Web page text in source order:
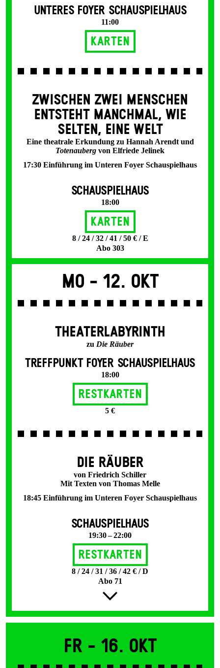
UNTERES FOYER SCHAUSPIELHAUS
11:00
Karten
ZWISCHEN ZWEI MENSCHEN
ENT­STEHT MANCH­MAL, WIE
SELTEN, EINE WELT
Eine theatrale Erkundung zu Hannah Arendt und
Totenauberg von Elfriede Jelinek
17:30 Einführung im Unteren Foyer Schauspielhaus
SCHAUSPIELHAUS
18:00
Karten
8 / 24 / 32 / 41 / 50 € / E
Abo 303
Mo - 12. Okt
THEATERLABYRINTH
zu Die Räuber
TREFFPUNKT FOYER SCHAUSPIELHAUS
18:00
Restkarten
5 €
DIE RÄUBER
von Friedrich Schiller
Mit Texten von Thomas Melle
18:45 Einführung im Unteren Foyer Schauspielhaus
SCHAUSPIELHAUS
19:30 – 22:00
Restkarten
8 / 24 / 31 / 36 / 42 € / D
Abo 71
Fr - 16. Okt